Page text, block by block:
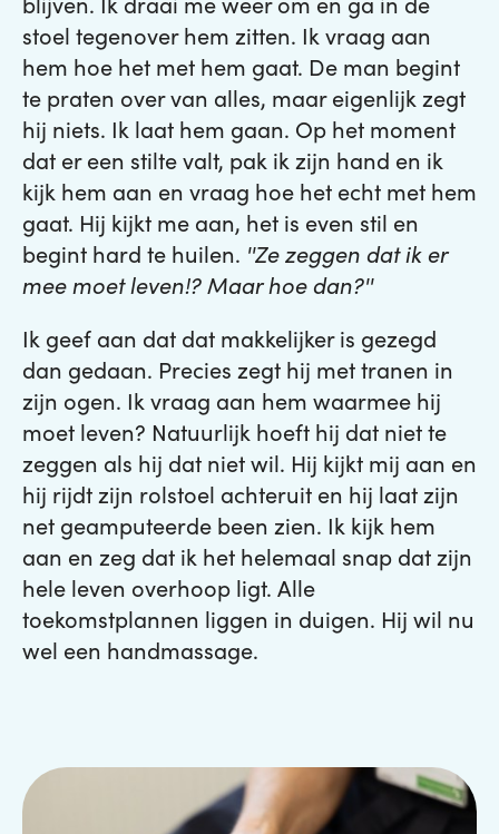
blijven. Ik draai me weer om en ga in de
stoel tegenover hem zitten. Ik vraag aan
hem hoe het met hem gaat. De man begint
te praten over van alles, maar eigenlijk zegt
hij niets. Ik laat hem gaan. Op het moment
dat er een stilte valt, pak ik zijn hand en ik
kijk hem aan en vraag hoe het echt met hem
gaat. Hij kijkt me aan, het is even stil en
begint hard te huilen. ''Ze zeggen dat ik er
mee moet leven!? Maar hoe dan?''
Ik geef aan dat dat makkelijker is gezegd
dan gedaan. Precies zegt hij met tranen in
zijn ogen. Ik vraag aan hem waarmee hij
moet leven? Natuurlijk hoeft hij dat niet te
zeggen als hij dat niet wil. Hij kijkt mij aan en
hij rijdt zijn rolstoel achteruit en hij laat zijn
net geamputeerde been zien. Ik kijk hem
aan en zeg dat ik het helemaal snap dat zijn
hele leven overhoop ligt. Alle
toekomstplannen liggen in duigen. Hij wil nu
wel een handmassage.